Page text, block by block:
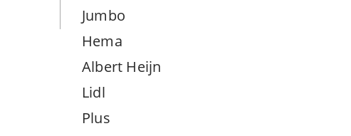
Jumbo
Hema
Albert Heijn
Lidl
Plus